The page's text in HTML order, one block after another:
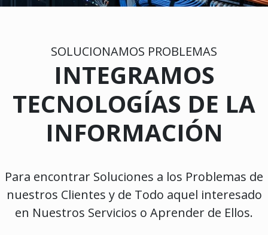
SOLUCIONAMOS PROBLEMAS
INTEGRAMOS
TECNOLOGÍAS DE LA
INFORMACIÓN
Para encontrar Soluciones a los Problemas de
nuestros Clientes y de Todo aquel interesado
en Nuestros Servicios o Aprender de Ellos.